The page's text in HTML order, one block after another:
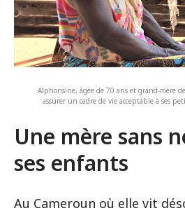
Alphonsine, âgée de 70 ans et grand-mère
assurer un cadre de vie acceptable à ses
Une mère sans
ses enfants
Au Cameroun où elle vit